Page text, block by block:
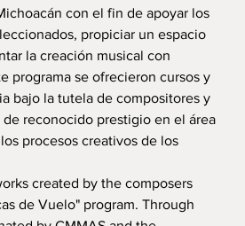
con el fin de apoyar los
propiciar un espacio
la creación musical con
programa se ofrecieron cursos y
bajo la tutela de compositores y
reconocido prestigio en el área
procesos creativos de los
created by the composers
de Vuelo" program. Through